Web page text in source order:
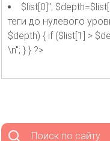
$list[0]";
теги до нулевого
$depth) { if ($list[1] >
\n"; } } ?>
Поиск по сайту